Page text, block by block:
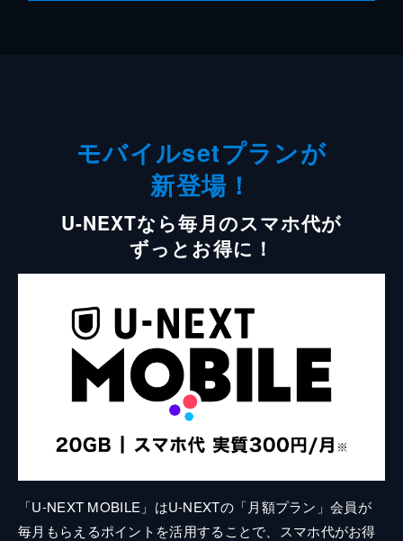
モバイルsetプランが
新登場！
U-NEXTなら毎月のスマホ代が
ずっとお得に！
「U-NEXT MOBILE」はU-NEXTの「月額プラン」会員が
毎月もらえるポイントを活用することで、スマホ代がお得